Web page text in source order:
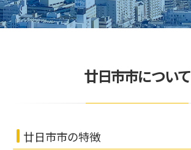
廿日市市について
廿日市市の特徴